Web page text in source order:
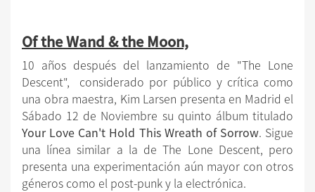
Of the Wand & the Moon,
10 años después del lanzamiento de "The Lone
Descent", considerado por público y crítica como
una obra maestra, Kim Larsen presenta en Madrid el
Sábado 12 de Noviembre su quinto álbum titulado
Your Love Can't Hold This Wreath of Sorrow. Sigue
una línea similar a la de The Lone Descent, pero
presenta una experimentación aún mayor con otros
géneros como el post-punk y la electrónica.